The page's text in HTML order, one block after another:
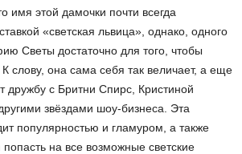
имя этой дамочки почти всегда
«светская львица», однако, одного
Светы достаточно для того, чтобы
К слову, она сама себя так величает, а еще
дружбу с Бритни Спирс, Кристиной
звёздами шоу-бизнеса. Эта
популярностью и гламуром, а также
на все возможные светские